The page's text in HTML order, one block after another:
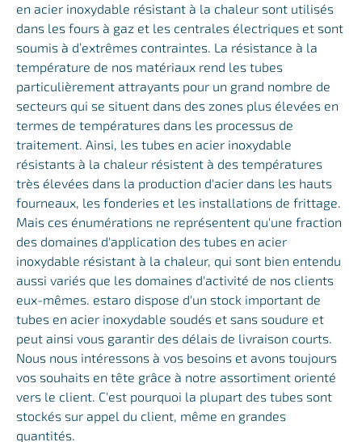
en acier inoxydable résistant à la chaleur sont utilisés
dans les fours à gaz et les centrales électriques et sont
soumis à d’extrêmes contraintes. La résistance à la
température de nos matériaux rend les tubes
particulièrement attrayants pour un grand nombre de
secteurs qui se situent dans des zones plus élevées en
termes de températures dans les processus de
traitement. Ainsi, les tubes en acier inoxydable
résistants à la chaleur résistent à des températures
très élevées dans la production d'acier dans les hauts
fourneaux, les fonderies et les installations de frittage.
Mais ces énumérations ne représentent qu'une fraction
des domaines d'application des tubes en acier
inoxydable résistant à la chaleur, qui sont bien entendu
aussi variés que les domaines d'activité de nos clients
eux-mêmes. estaro dispose d'un stock important de
tubes en acier inoxydable soudés et sans soudure et
peut ainsi vous garantir des délais de livraison courts.
Nous nous intéressons à vos besoins et avons toujours
vos souhaits en tête grâce à notre assortiment orienté
vers le client. C'est pourquoi la plupart des tubes sont
stockés sur appel du client, même en grandes
quantités.